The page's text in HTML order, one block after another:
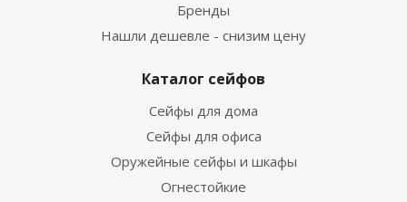
Бренды
Нашли дешевле - снизим цену
Каталог сейфов
Сейфы для дома
Сейфы для офиса
Оружейные сейфы и шкафы
Огнестойкие